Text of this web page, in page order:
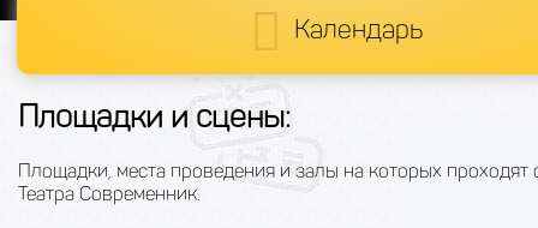
Календарь
Площадки и сцены:
Площадки, места проведения и залы на которых проходят
Театра Современник.